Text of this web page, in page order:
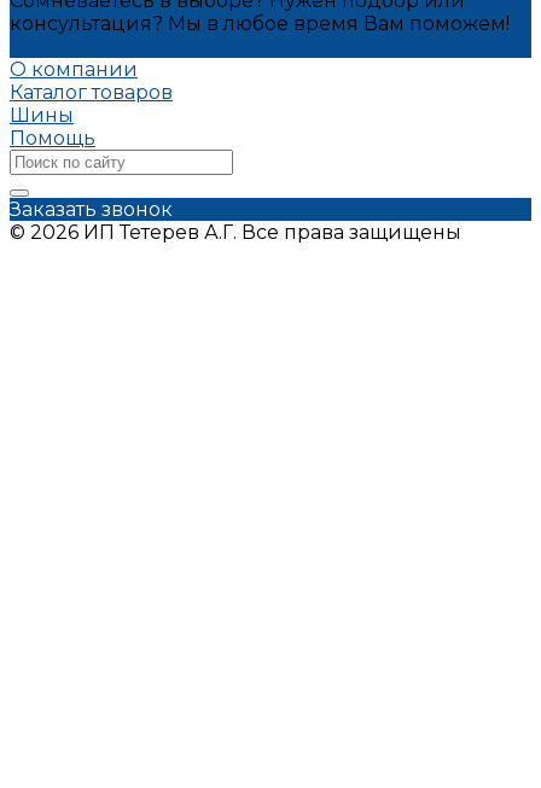
консультация? Мы в любое время Вам поможем!
О компании
Каталог товаров
Шины
Помощь
Заказать звонок
© 2026 ИП Тетерев А.Г. Все права защищены